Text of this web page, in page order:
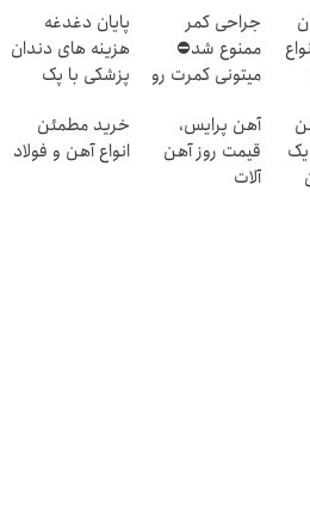
جراحی کمر
ممنوع شد⛔
میتونی کمرت رو
کنی! 👈🏻
پرسش‌نامه
پایان دغدغه
هزینه های دندان
پزشکی با پک
خانگی
آهن پرایس،
قیمت روز آهن
آلات
خرید مطمئن
انواع آهن و فولاد